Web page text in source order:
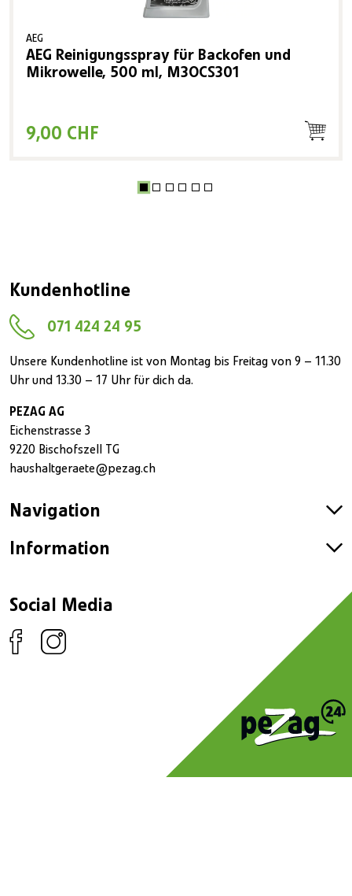
AEG
AEG Reinigungsspray für Backofen und
Mikrowelle, 500 ml, M3OCS301
9,00 CHF
Kundenhotline
071 424 24 95
Unsere Kundenhotline ist von Montag bis Freitag von 9 – 11.30
Uhr und 13.30 – 17 Uhr für dich da.
PEZAG AG
Eichenstrasse 3
9220 Bischofszell TG
haushaltgeraete@pezag.ch
Navigation
Information
Social Media